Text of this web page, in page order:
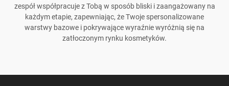
zespół współpracuje z Tobą w sposób bliski i zaangażowany na
każdym etapie, zapewniając, że Twoje spersonalizowane
warstwy bazowe i pokrywające wyraźnie wyróżnią się na
zatłoczonym rynku kosmetyków.